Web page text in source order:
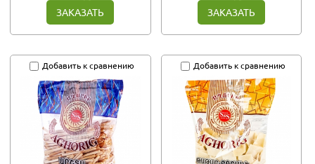
ЗАКАЗАТЬ
ЗАКАЗАТЬ
Добавить к сравнению Добавить к сравнению